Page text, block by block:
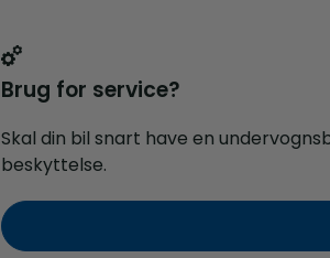
Brug for service?
Skal din bil snart have en
beskyttelse.